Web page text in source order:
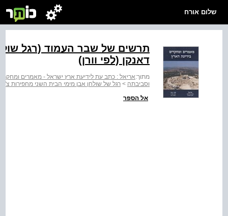
שלום אורח
דאנקן (לפי וורן)
מתוך:אריאל : כתב עת לידיעת ארץ ישראל - מאמרים
וסביבתה > רגל של שולחן אבן מימי הבית השני מחפירות
אל הספר